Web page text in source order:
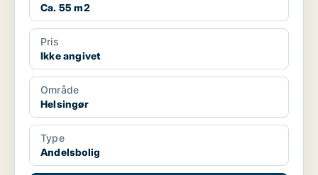
Ca. 55 m2
Pris
Ikke angivet
Område
Helsingør
Type
Andelsbolig